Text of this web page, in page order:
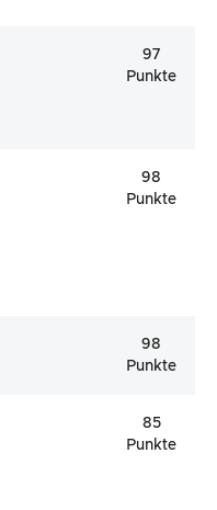
97
Punkte
98
Punkte
98
Punkte
85
Punkte